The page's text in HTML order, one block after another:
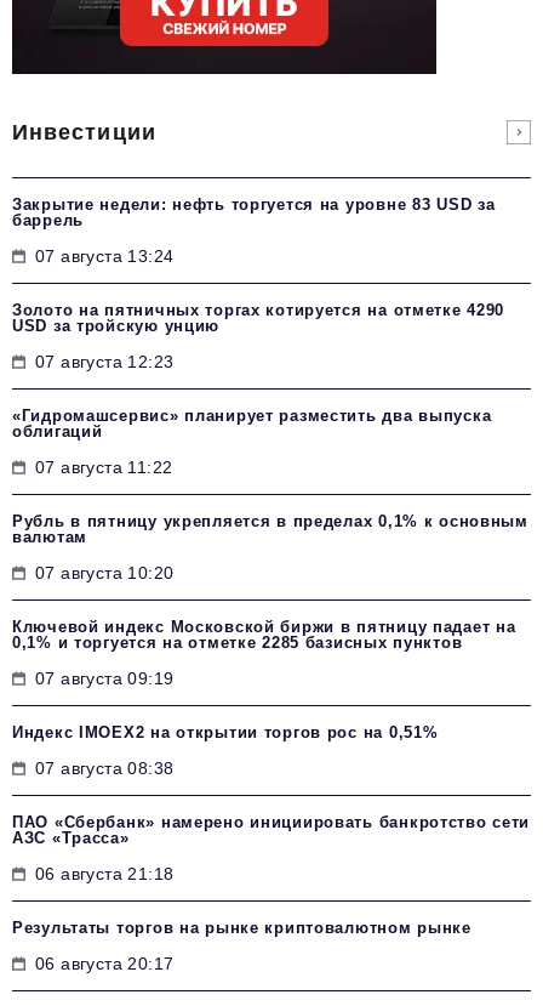
Инвестиции
Закрытие недели: нефть торгуется на уровне 83 USD за
баррель
07 августа 13:24
Золото на пятничных торгах котируется на отметке 4290
USD за тройскую унцию
07 августа 12:23
«Гидромашсервис» планирует разместить два выпуска
облигаций
07 августа 11:22
Рубль в пятницу укрепляется в пределах 0,1% к основным
валютам
07 августа 10:20
Ключевой индекс Московской биржи в пятницу падает на
0,1% и торгуется на отметке 2285 базисных пунктов
07 августа 09:19
Индекс IMOEX2 на открытии торгов рос на 0,51%
07 августа 08:38
ПАО «Сбербанк» намерено инициировать банкротство сети
АЗС «Трасса»
06 августа 21:18
Результаты торгов на рынке криптовалютном рынке
06 августа 20:17